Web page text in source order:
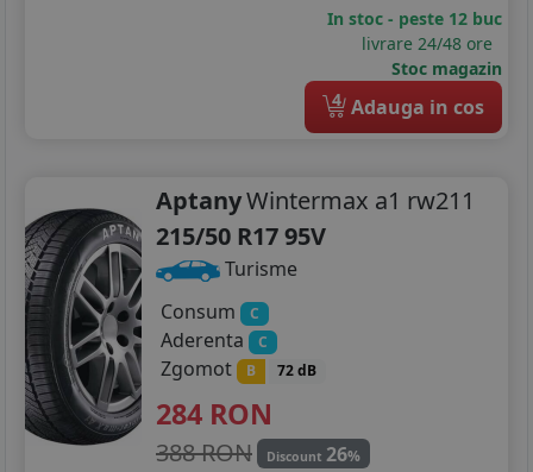
205/55R19
235/35R19
235/40R19
235/50R19
In stoc - peste 12 buc
livrare 24/48 ore
Stoc magazin
4 Adauga in cos
AptanyWintermax a1 rw211
215/50 R17 95V
Turisme
Consum
C
Aderenta C
Zgomot B 72 dB
284 RON
388 RON Discount 26%